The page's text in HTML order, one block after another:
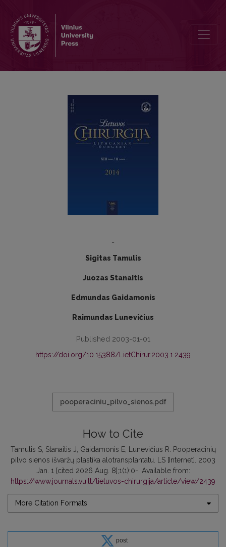
-
Sigitas Tamulis
Juozas Stanaitis
Edmundas Gaidamonis
Raimundas Lunevičius
Published 2003-01-01
https://doi.org/10.15388/LietChirur.2003.1.2439
pooperaciniu_pilvo_sienos.pdf
How to Cite
Tamulis S, Stanaitis J, Gaidamonis E, Lunevičius R. Pooperacinių
pilvo sienos išvaržų plastika alotransplantatu. LS [Internet]. 2003
Jan. 1 [cited 2026 Aug. 8];1(1):0-. Available from:
https://www.journals.vu.lt/lietuvos-chirurgija/article/view/2439
More Citation Formats
post